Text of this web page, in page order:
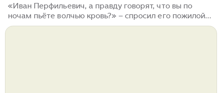
«Иван Перфильевич, а правду говорят, что вы по
ночам пьёте волчью кровь?» – спросил его пожилой
граф. В ответ на это Елагин расхохотался – ох и